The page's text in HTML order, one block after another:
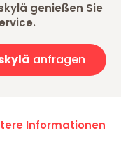
genießen Sie
anfragen
Informationen